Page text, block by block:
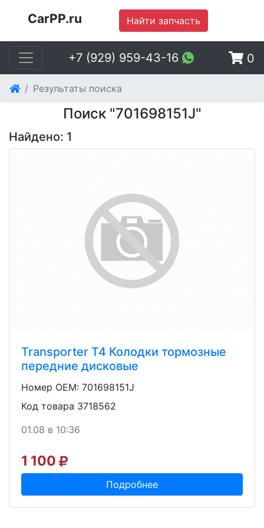
CarPP.ru Найти запчасть
+7 (929) 959-43-16 0
Результаты поиска
Поиск "701698151J"
Найдено: 1
Transporter T4 Колодки тормозные
передние дисковые
Номер OEM: 701698151J
Код товара 3718562
01.08 в 10:36
1 100
Подробнее